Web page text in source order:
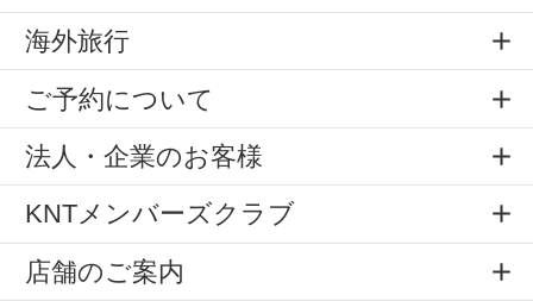
海外旅行
ご予約について
法人・企業のお客様
KNTメンバーズクラブ
店舗のご案内